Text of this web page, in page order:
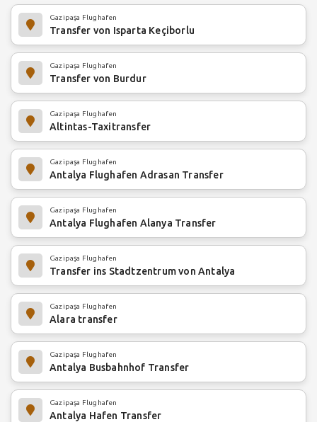
Gazipaşa Flughafen
Transfer von Isparta Keçiborlu
Gazipaşa Flughafen
Transfer von Burdur
Gazipaşa Flughafen
Altintas-Taxitransfer
Gazipaşa Flughafen
Antalya Flughafen Adrasan Transfer
Gazipaşa Flughafen
Antalya Flughafen Alanya Transfer
Gazipaşa Flughafen
Transfer ins Stadtzentrum von Antalya
Gazipaşa Flughafen
Alara transfer
Gazipaşa Flughafen
Antalya Busbahnhof Transfer
Gazipaşa Flughafen
Antalya Hafen Transfer